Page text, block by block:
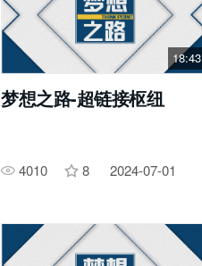
18:43
梦想之路-超链接枢纽
4010 8 2024-07-01